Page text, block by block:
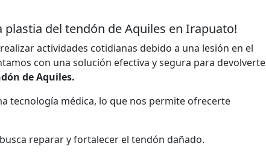
del tendón de Aquiles en Irapuato!
actividades cotidianas debido a una lesión en el
con una solución efectiva y segura para devolverte
de Aquiles.
tecnología médica, lo que nos permite ofrecerte
reparar y fortalecer el tendón dañado.